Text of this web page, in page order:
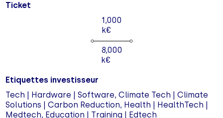
Ticket
1,000
k€
8,000
k€
Etiquettes investisseur
Tech | Hardware | Software, Climate Tech | Climate
Solutions | Carbon Reduction, Health | HealthTech |
Medtech, Education | Training | Edtech